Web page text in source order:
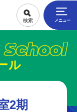
School
ル
2期